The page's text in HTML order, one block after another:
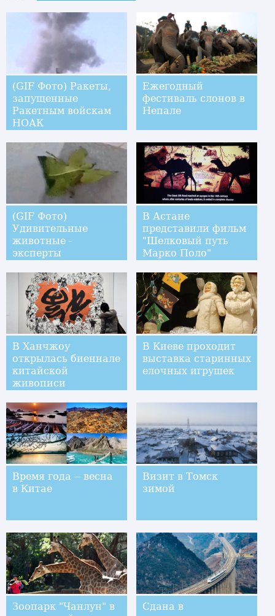
(GIF Фото) Ракеты,
запущенные
Ракетным войскам
НОАК
Ежегодный
фестиваль слонов в
Непале
(GIF Фото)
Удивительные
животные -
эксперты
В Астане
представили фильм
"Шелковый путь
Марко Поло"
В Ханчжоу
открылась биеннале
китайской
живописи
В Киеве проходит
выставка старинных
елочных игрушек
Время года -- весна
в Китае
Визит в Томск
зимой
Зоопарк "Чанлун" в
Сдана в